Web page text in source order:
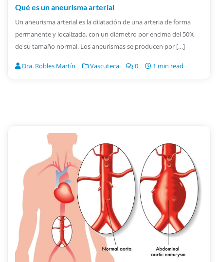
Qué es un aneurisma arterial
Un aneurisma arterial es la dilatación de una arteria de forma
permanente y localizada, con un diámetro por encima del 50%
de su tamaño normal. Los aneurismas se producen por […]
Dra. Robles Martín Vascuteca 0 1 min read